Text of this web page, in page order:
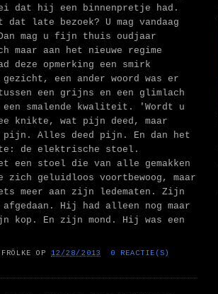
dat hij een binnenpretje had.
dat late bezoek? U mag vandaag
mag u fijn thuis oudjaar
maar aan het nieuwe regime
deze opmerking een smirk
een ander woord was er
een grijns en een glimlach
een smalende kwaliteit. 'Wordt u
knikte, wat pijn deed, maar
pijn. Alles deed pijn. En dan het
de elektrische stoel.
een stoel die van alle gemakken
zich geluidloos voortbewoog, maar
meer aan zijn ledematen. Zijn
afgedaan. Hij had alleen nog maar
kop. En zijn mond. Hij was een
OP12/28/2013 0 REACTIE(S)